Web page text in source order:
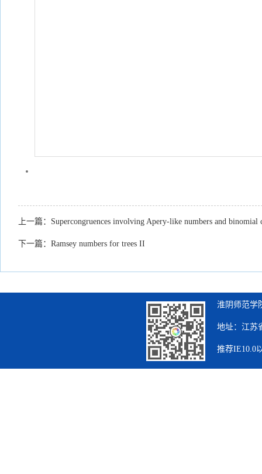
上一篇： Supercongruences involving Apery-like numbers and binomial
下一篇： Ramsey numbers for trees II
淮阴师范学
地址：江苏
推荐IE10.0